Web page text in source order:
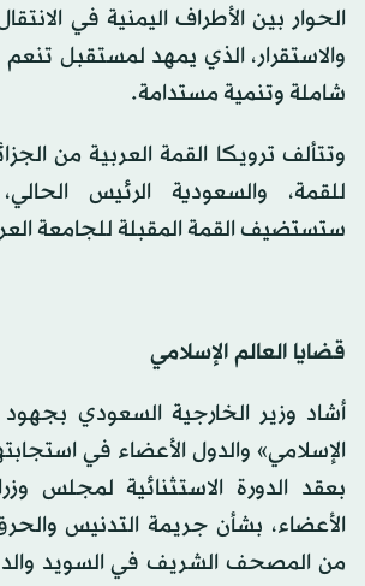
الحوار بين الأطراف اليمنية في
والاستقرار، الذي يمهد لمستقبل
شاملة وتنمية مستدامة.
وتتألف ترويكا القمة العربية من
للقمة، والسعودية الرئيس
ستستضيف القمة المقبلة للجامعة
قضايا العالم الإسلامي
أشاد وزير الخارجية السعودي
الإسلامي» والدول الأعضاء في
بعقد الدورة الاستثنائية لمجلس
الأعضاء، بشأن جريمة التدنيس
من المصحف الشريف في السويد